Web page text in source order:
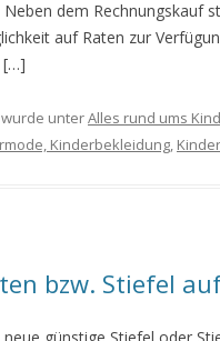
Neben dem Rechnungskauf
auf Raten zur
[…]
unterAlles rund ums
Kinderbekleidung,
bzw. Stiefel